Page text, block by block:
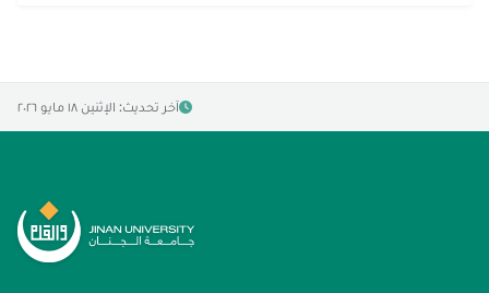
آخر تحديث: الإثنين ١٨ مايو ٢٠٢٦